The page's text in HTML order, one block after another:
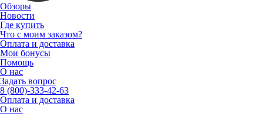
Обзоры
Новости
Где купить
Что с моим заказом?
Оплата и доставка
Мои бонусы
Помощь
О нас
Задать вопрос
8 (800)-333-42-63
Оплата и доставка
О нас